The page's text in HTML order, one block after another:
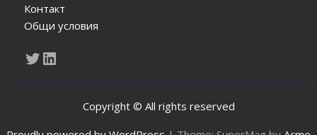
Контакт
Общи условия
Twitter
LinkedIn
Copyright © All rights reserved